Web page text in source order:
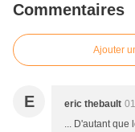
Commentaires
Ajouter
E eric thebault
... D'autant que